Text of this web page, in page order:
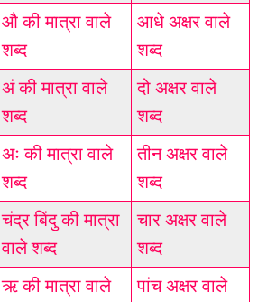
औ की मात्रा वाले
शब्द
आधे अक्षर वाले
शब्द
अं की मात्रा वाले
शब्द
दो अक्षर वाले
शब्द
अः की मात्रा वाले
शब्द
तीन अक्षर वाले
शब्द
चंद्र बिंदु की मात्रा
वाले शब्द
चार अक्षर वाले
शब्द
ऋ की मात्रा वाले
पांच अक्षर वाले